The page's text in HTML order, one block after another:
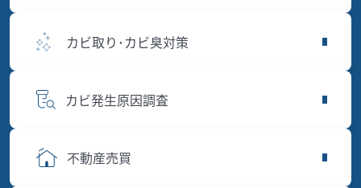
カビ取り･カビ臭対策
カビ発生原因調査
不動産売買